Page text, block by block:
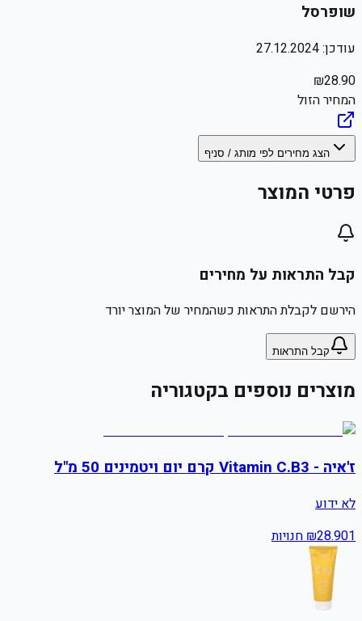
שופרסל
עודכן:27.12.2024
₪28.90
המחיר הזול
הצג מחירים לפי מותג / סניף
פרטי המוצר
קבל התראות על מחירים
הירשם לקבלת התראות כשהמחיר של המוצר יורד
קבל התראות
מוצרים נוספים בקטגוריה
ז'איה - Vitamin C.B3 קרם יום ויטמינים 50 מ"ל
לא ידוע
₪28.901 חנויות